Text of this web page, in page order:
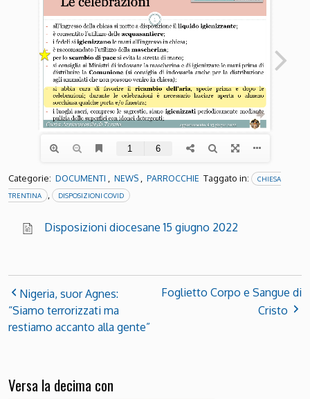
Categorie: DOCUMENTI , NEWS , PARROCCHIE Taggato in:
CHIESA
TRENTINA
, DISPOSIZIONI COVID
Disposizioni diocesane 15 giugno 2022
Nigeria, suor Agnes:
“Siamo terrorizzati ma
restiamo accanto alla gente”
Foglietto Corpo e Sangue di
Cristo
Versa la decima con